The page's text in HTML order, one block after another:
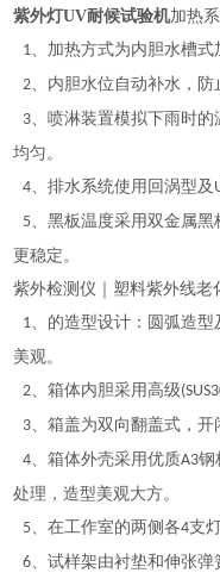
紫外灯UV耐候试验机加热
1、加热方式为内胆水槽式
2、内胆水位自动补水，防
3、喷淋装置模拟下雨时
均匀。
4、排水系统使用回涡型及
5、黑板温度采用双金属
更稳定。
紫外检测仪｜塑料紫外线老
1、的造型设计：圆弧造
美观。
2、箱体内胆采用高级
3、箱盖为双向翻盖式，开
4、箱体外壳采用优质A3钢
处理，造型美观大方。
5、在工作室的两侧各4支
6、试样架由衬垫和伸张弹